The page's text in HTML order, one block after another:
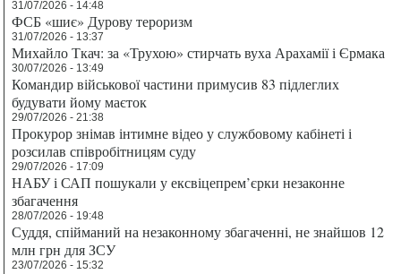
31/07/2026 - 14:48
ФСБ «шиє» Дурову тероризм
31/07/2026 - 13:37
Михайло Ткач: за «Трухою» стирчать вуха Арахамії і Єрмака
30/07/2026 - 13:49
Командир військової частини примусив 83 підлеглих
будувати йому маєток
29/07/2026 - 21:38
Прокурор знімав інтимне відео у службовому кабінеті і
розсилав співробітницям суду
29/07/2026 - 17:09
НАБУ і САП пошукали у ексвіцепрем’єрки незаконне
збагачення
28/07/2026 - 19:48
Суддя, спійманий на незаконному збагаченні, не знайшов 12
млн грн для ЗСУ
23/07/2026 - 15:32